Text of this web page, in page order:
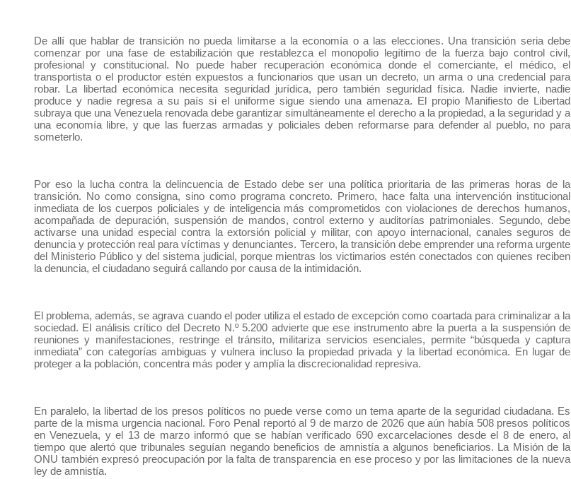
De allí que hablar de transición no pueda limitarse a la economía o a las elecciones. Una transición seria debe
comenzar por una fase de estabilización que restablezca el monopolio legítimo de la fuerza bajo control civil,
profesional y constitucional. No puede haber recuperación económica donde el comerciante, el médico, el
transportista o el productor estén expuestos a funcionarios que usan un decreto, un arma o una credencial para
robar. La libertad económica necesita seguridad jurídica, pero también seguridad física. Nadie invierte, nadie
produce y nadie regresa a su país si el uniforme sigue siendo una amenaza. El propio Manifiesto de Libertad
subraya que una Venezuela renovada debe garantizar simultáneamente el derecho a la propiedad, a la seguridad y a
una economía libre, y que las fuerzas armadas y policiales deben reformarse para defender al pueblo, no para
someterlo.
Por eso la lucha contra la delincuencia de Estado debe ser una política prioritaria de las primeras horas de la
transición. No como consigna, sino como programa concreto. Primero, hace falta una intervención institucional
inmediata de los cuerpos policiales y de inteligencia más comprometidos con violaciones de derechos humanos,
acompañada de depuración, suspensión de mandos, control externo y auditorías patrimoniales. Segundo, debe
activarse una unidad especial contra la extorsión policial y militar, con apoyo internacional, canales seguros de
denuncia y protección real para víctimas y denunciantes. Tercero, la transición debe emprender una reforma urgente
del Ministerio Público y del sistema judicial, porque mientras los victimarios estén conectados con quienes reciben
la denuncia, el ciudadano seguirá callando por causa de la intimidación.
El problema, además, se agrava cuando el poder utiliza el estado de excepción como coartada para criminalizar a la
sociedad. El análisis crítico del Decreto N.º 5.200 advierte que ese instrumento abre la puerta a la suspensión de
reuniones y manifestaciones, restringe el tránsito, militariza servicios esenciales, permite “búsqueda y captura
inmediata” con categorías ambiguas y vulnera incluso la propiedad privada y la libertad económica. En lugar de
proteger a la población, concentra más poder y amplía la discrecionalidad represiva.
En paralelo, la libertad de los presos políticos no puede verse como un tema aparte de la seguridad ciudadana. Es
parte de la misma urgencia nacional. Foro Penal reportó al 9 de marzo de 2026 que aún había 508 presos políticos
en Venezuela, y el 13 de marzo informó que se habían verificado 690 excarcelaciones desde el 8 de enero, al
tiempo que alertó que tribunales seguían negando beneficios de amnistía a algunos beneficiarios. La Misión de la
ONU también expresó preocupación por la falta de transparencia en ese proceso y por las limitaciones de la nueva
ley de amnistía.